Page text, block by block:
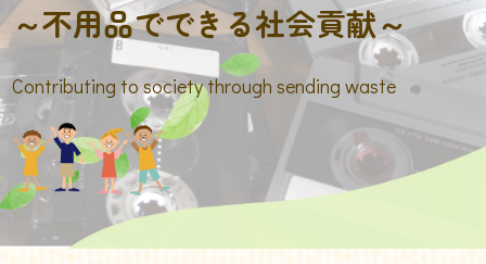
～不用品でできる社会貢献～
Contributing to society through sending waste